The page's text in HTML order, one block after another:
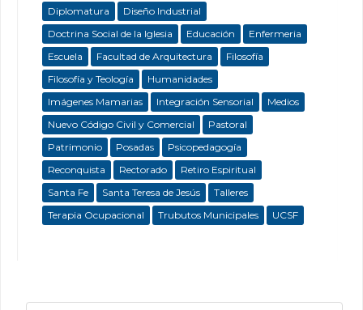
Diplomatura
Diseño Industrial
Doctrina Social de la Iglesia
Educación
Enfermeria
Escuela
Facultad de Arquitectura
Filosofía
Filosofía y Teología
Humanidades
Imágenes Mamarias
Integración Sensorial
Medios
Nuevo Código Civil y Comercial
Pastoral
Patrimonio
Posadas
Psicopedagogía
Reconquista
Rectorado
Retiro Espiritual
Santa Fe
Santa Teresa de Jesús
Talleres
Terapia Ocupacional
Trubutos Municipales UCSF